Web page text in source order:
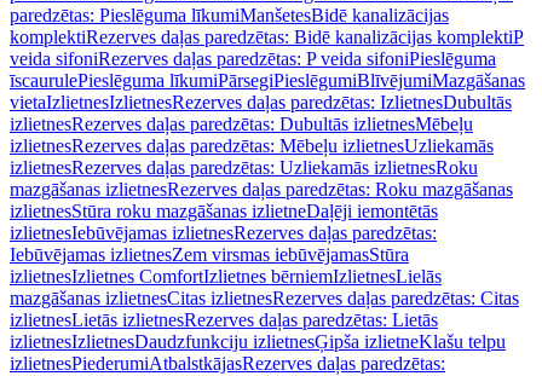
paredzētas: Pieslēguma līkumiManšetesBidē kanalizācijas
komplektiRezerves daļas paredzētas: Bidē kanalizācijas komplektiP
veida sifoniRezerves daļas paredzētas: P veida sifoniPieslēguma
īscaurulePieslēguma līkumiPārsegiPieslēgumiBlīvējumiMazgāšanas
vietaIzlietnesIzlietnesRezerves daļas paredzētas: IzlietnesDubultās
izlietnesRezerves daļas paredzētas: Dubultās izlietnesMēbeļu
izlietnesRezerves daļas paredzētas: Mēbeļu izlietnesUzliekamās
izlietnesRezerves daļas paredzētas: Uzliekamās izlietnesRoku
mazgāšanas izlietnesRezerves daļas paredzētas: Roku mazgāšanas
izlietnesStūra roku mazgāšanas izlietneDaļēji iemontētās
izlietnesIebūvējamas izlietnesRezerves daļas paredzētas:
Iebūvējamas izlietnesZem virsmas iebūvējamasStūra
izlietnesIzlietnes ComfortIzlietnes bērniemIzlietnesLielās
mazgāšanas izlietnesCitas izlietnesRezerves daļas paredzētas: Citas
izlietnesLietās izlietnesRezerves daļas paredzētas: Lietās
izlietnesIzlietnesDaudzfunkciju izlietnesĢipša izlietneKlašu telpu
izlietnesPiederumiAtbalstkājasRezerves daļas paredzētas: